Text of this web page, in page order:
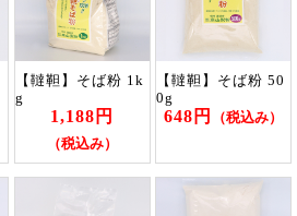
【韃靼】そば粉 1k
g
1,188円
（税込み）
【韃靼】そば粉 50
0g
648円 （税込み）